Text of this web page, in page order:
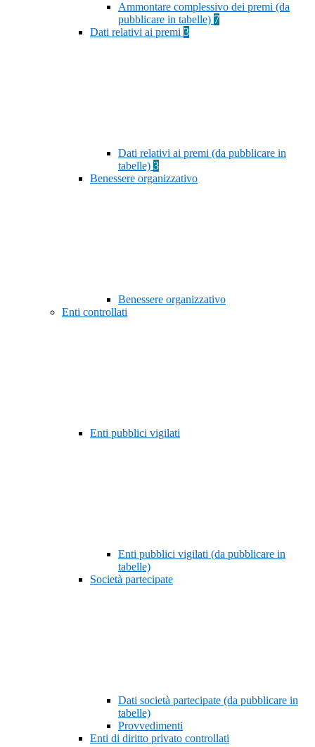
Ammontare complessivo dei premi (da
pubblicare in tabelle) 7
Dati relativi ai premi 3
Dati relativi ai premi (da pubblicare in
tabelle) 3
Benessere organizzativo
Benessere organizzativo
Enti controllati
Enti pubblici vigilati
Enti pubblici vigilati (da pubblicare in
tabelle)
Società partecipate
Dati società partecipate (da pubblicare in
tabelle)
Provvedimenti
Enti di diritto privato controllati